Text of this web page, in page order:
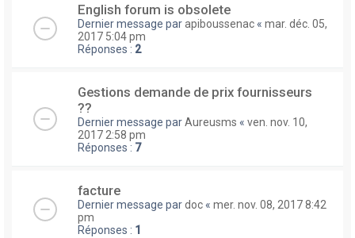
English forum is obsolete
Dernier message parapiboussenac « mar. déc. 05,
2017 5:04 pm
Réponses : 2
Gestions demande de prix fournisseurs
??
Dernier message parAureusms « ven. nov. 10,
2017 2:58 pm
Réponses : 7
facture
Dernier message pardoc « mer. nov. 08, 2017 8:42
pm
Réponses : 1